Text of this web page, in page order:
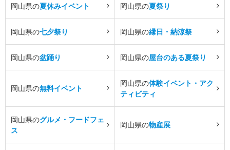
岡山県の夏休みイベント 岡山県の夏祭り
岡山県の七夕祭り 岡山県の縁日・納涼祭
岡山県の盆踊り 岡山県の屋台のある夏祭り
岡山県の無料イベント
岡山県の体験イベント・アク
ティビティ
岡山県のグルメ・フードフェ
ス
岡山県の物産展